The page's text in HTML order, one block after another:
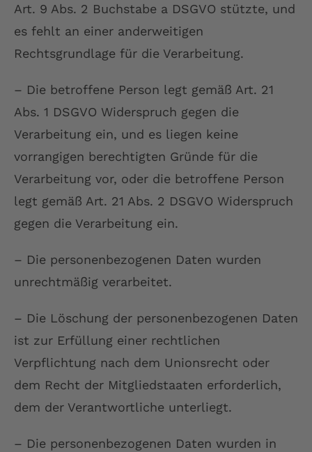
Art. 9 Abs. 2 Buchstabe a DSGVO stützte, und
es fehlt an einer anderweitigen
Rechtsgrundlage für die Verarbeitung.
– Die betroffene Person legt gemäß Art. 21
Abs. 1 DSGVO Widerspruch gegen die
Verarbeitung ein, und es liegen keine
vorrangigen berechtigten Gründe für die
Verarbeitung vor, oder die betroffene Person
legt gemäß Art. 21 Abs. 2 DSGVO Widerspruch
gegen die Verarbeitung ein.
– Die personenbezogenen Daten wurden
unrechtmäßig verarbeitet.
– Die Löschung der personenbezogenen Daten
ist zur Erfüllung einer rechtlichen
Verpflichtung nach dem Unionsrecht oder
dem Recht der Mitgliedstaaten erforderlich,
dem der Verantwortliche unterliegt.
– Die personenbezogenen Daten wurden in